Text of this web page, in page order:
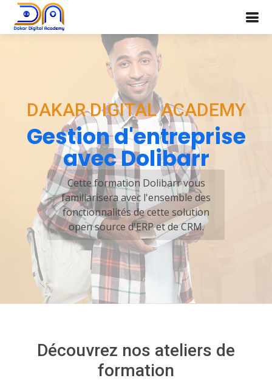
DAKAR DIGITAL ACADEMY
Gestion d'entreprise
avec Dolibarr
Cette formation Dolibarr vous
familiarisera avec l'ensemble des
fonctionnalités de cette solution
open source d'ERP et de CRM.
Découvrez nos ateliers de
formation